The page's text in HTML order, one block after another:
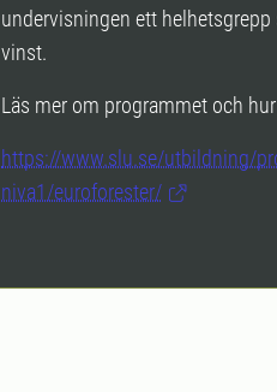
undervisningen ett
vinst.
Läs mer om programmet och
https://www.slu.se/utbildning/
niva1/euroforester/